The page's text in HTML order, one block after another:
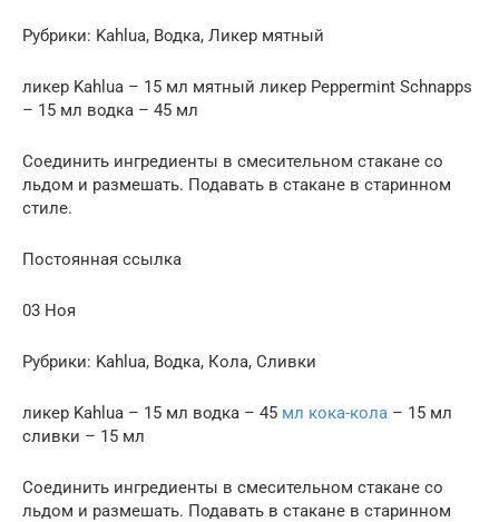
Рубрики: Kahlua, Водка, Ликер мятный
ликер Kahlua – 15 мл мятный ликер Peppermint Schnapps
– 15 мл водка – 45 мл
Соединить ингредиенты в смесительном стакане со
льдом и размешать. Подавать в стакане в старинном
стиле.
Постоянная ссылка
03 Ноя
Рубрики: Kahlua, Водка, Кола, Сливки
ликер Kahlua – 15 мл водка – 45 мл кока-кола – 15 мл
сливки – 15 мл
Соединить ингредиенты в смесительном стакане со
льдом и размешать. Подавать в стакане в старинном